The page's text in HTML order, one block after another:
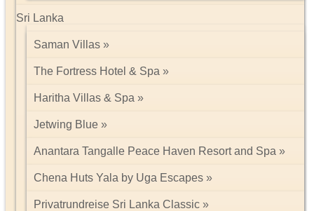
Sri Lanka
Saman Villas
The Fortress Hotel & Spa
Haritha Villas & Spa
Jetwing Blue
Anantara Tangalle Peace Haven Resort and Spa
Chena Huts Yala by Uga Escapes
Privatrundreise Sri Lanka Classic